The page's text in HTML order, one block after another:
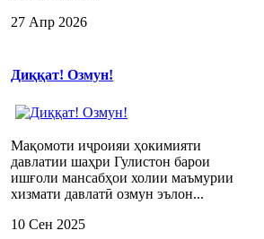
27 Апр 2026
Диққат! Озмун!
Мақомоти иҷроияи ҳокимияти
давлатии шаҳри Гулистон барои
ишғоли мансабҳои холии маъмурии
хизмати давлатӣ озмун эълон...
10 Сен 2025